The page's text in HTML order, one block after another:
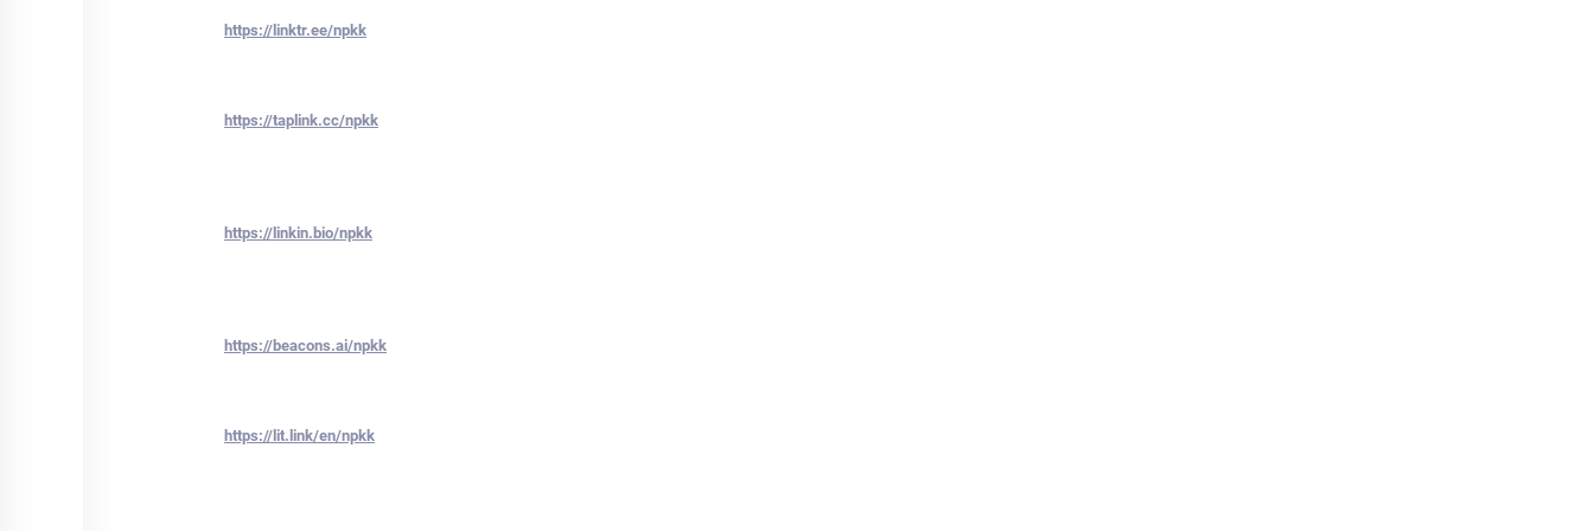
https://linktr.ee/npkk
https://taplink.cc/npkk
https://linkin.bio/npkk
https://beacons.ai/npkk
https://lit.link/en/npkk